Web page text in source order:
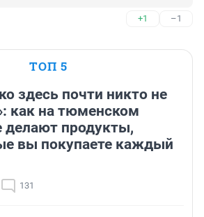
+1 –1
ТОП 5
здесь почти никто не
как на тюменском
делают продукты,
вы покупаете каждый
131